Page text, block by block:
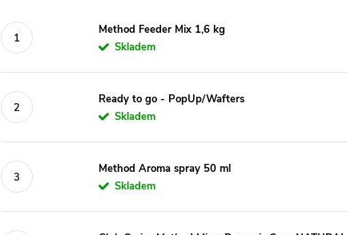
Method Feeder Mix 1,6 kg
Skladem
Ready to go - PopUp/Wafters
Skladem
Method Aroma spray 50 ml
Skladem